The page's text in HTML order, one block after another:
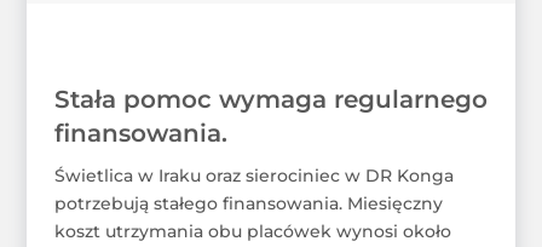
Stała pomoc wymaga regularnego
finansowania.
Świetlica w Iraku oraz sierociniec w DR Konga
potrzebują stałego finansowania. Miesięczny
koszt utrzymania obu placówek wynosi około